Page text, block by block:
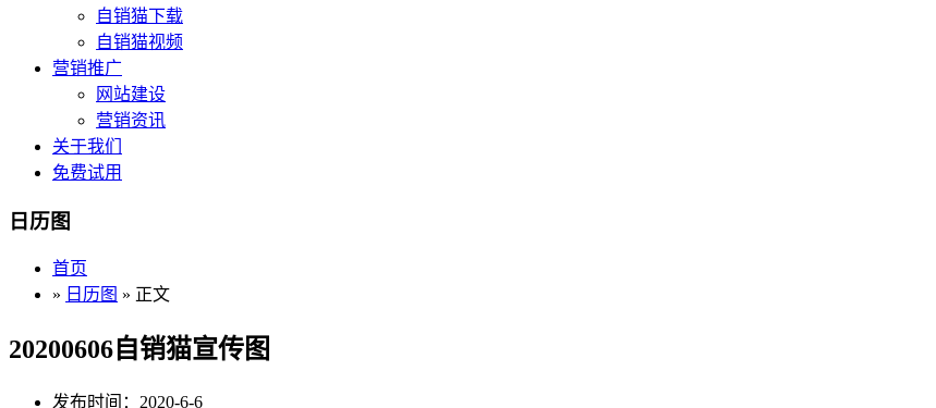
自销猫下载
自销猫视频
营销推广
网站建设
营销资讯
关于我们
免费试用
日历图
首页
» 日历图 » 正文
20200606自销猫宣传图
发布时间：2020-6-6